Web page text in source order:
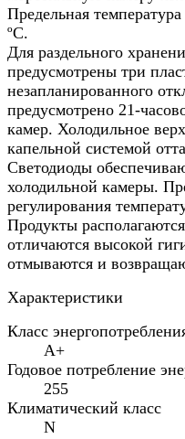
Предельная
ºС.
Для раздельного
предусмотрены три
незапланированного
предусмотрено 21-
камер. Холодильное
капельной системой
Светодиоды
холодильной камеры.
регулирования
Продукты
отличаются высокой
отмываются и
Характеристики
Класс
A+
Годовое потребление
255
Климатический класс
N